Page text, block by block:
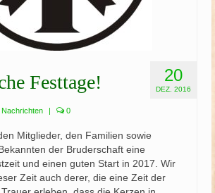
20
DEZ. 2016
Festtage!
Nachrichten | 0
Mitglieder, den Familien sowie
der Bruderschaft eine
und einen guten Start in 2017. Wir
Zeit auch derer, die eine Zeit der